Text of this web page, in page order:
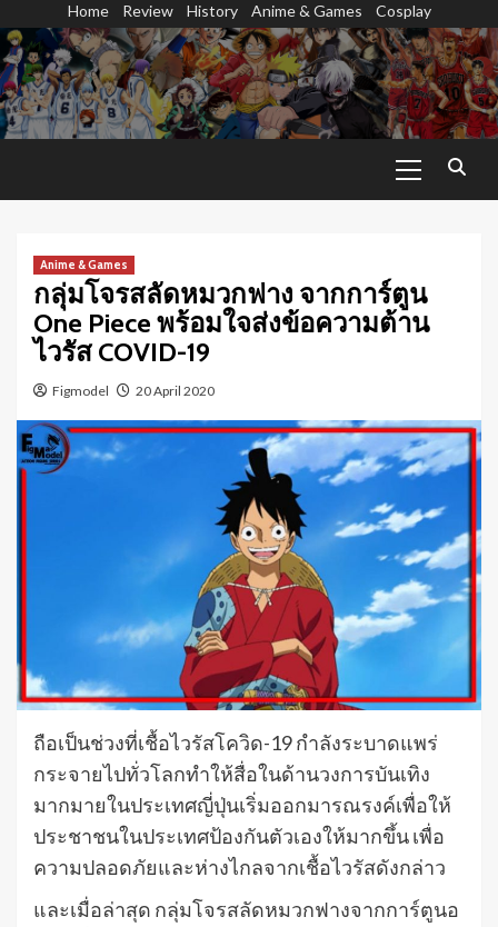
to
content
Home Review History Anime & Games Cosplay
Menu
Anime & Games
กลุ่มโจรสลัดหมวกฟาง จากการ์ตูน
One Piece พร้อมใจส่งข้อความต้าน
ไวรัส COVID-19
Figmodel 20 April 2020
ถือเป็นช่วงที่เชื้อไวรัสโควิด-19 กำลังระบาดแพร่
กระจายไปทั่วโลกทำให้สื่อในด้านวงการบันเทิง
มากมายในประเทศญี่ปุ่นเริ่มออกมารณรงค์เพื่อให้
ประชาชนในประเทศป้องกันตัวเองให้มากขึ้น เพื่อ
ความปลอดภัยและห่างไกลจากเชื้อไวรัสดังกล่าว
และเมื่อล่าสุด กลุ่มโจรสลัดหมวกฟางจากการ์ตูนอ